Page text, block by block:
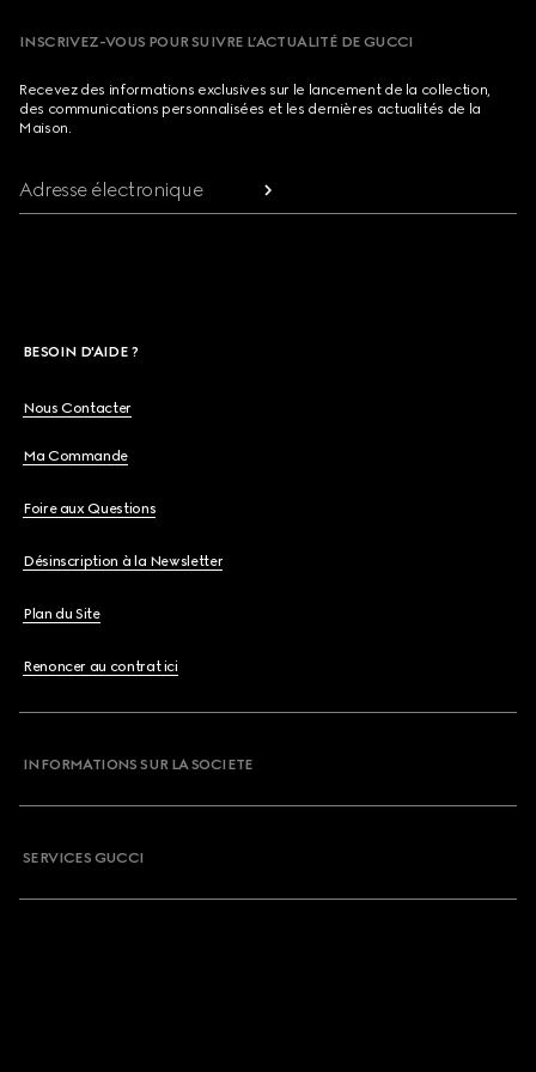
INSCRIVEZ-VOUS POUR SUIVRE L’ACTUALITÉ DE GUCCI
Recevez des informations exclusives sur le lancement de la collection,
des communications personnalisées et les dernières actualités de la
Maison.
Adresse électronique
BESOIN D'AIDE ?
Nous Contacter
Ma Commande
Foire aux Questions
Désinscription à la Newsletter
Plan du Site
Renoncer au contrat ici
INFORMATIONS SUR LA SOCIETE
SERVICES GUCCI